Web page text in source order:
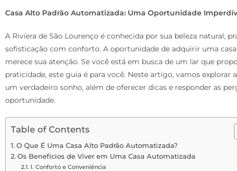
Casa Alto Padrão Automatizada: Uma Oportunidade
A Riviera de São Lourenço é conhecida por sua beleza natural,
sofisticação com conforto. A oportunidade de adquirir uma
merece sua atenção. Se você está em busca de um lar que
praticidade, este guia é para você. Neste artigo, vamos
um verdadeiro sonho, além de oferecer dicas e responder as
oportunidade.
Table of Contents
O Que É Uma Casa Alto Padrão Automatizada?
Os Benefícios de Viver em Uma Casa Automatizada
1. Conforto e Conveniência